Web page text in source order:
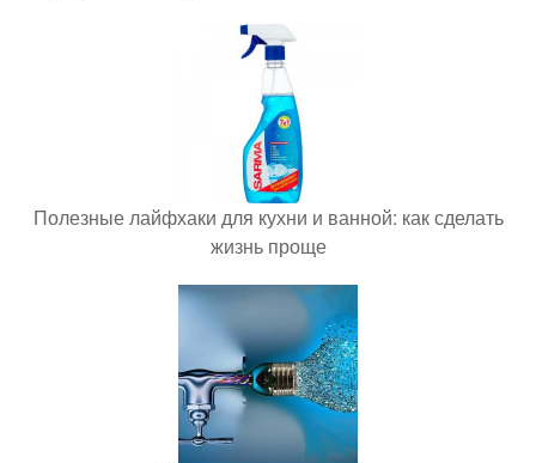
Полезные лайфхаки для кухни и ванной: как сделать
жизнь проще